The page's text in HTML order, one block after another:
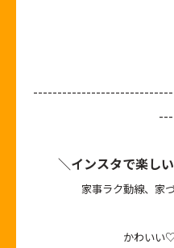
＼インスタで楽し
家事ラク動線、家
かわいい